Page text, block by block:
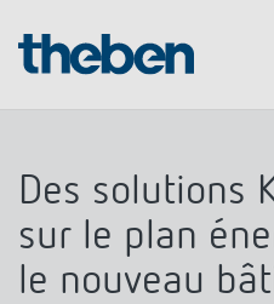
Produits
KNX
OEM
Des solutions
sur le plan
le nouveau